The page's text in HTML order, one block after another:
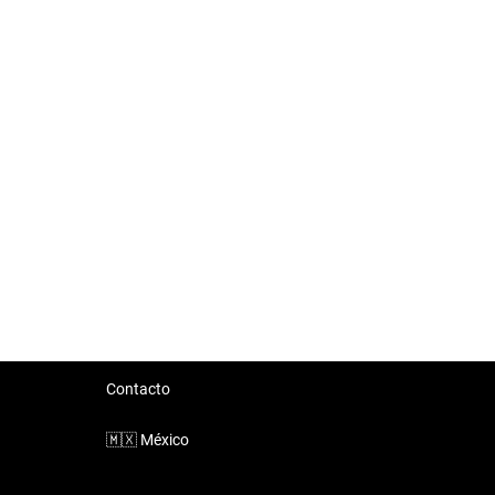
Contacto
🇲🇽 México